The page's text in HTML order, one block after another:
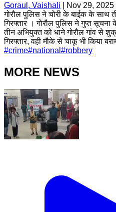
Goraul, Vaishali
Nov 29, 2025
गोरौल पुलिस ने चोरी के बाईक के साथ
गिरफ्तार । गोरौल पुलिस ने गुप्त
तीन अभियुक्त को धाने गोरौल गांव से
गिरफ्तार, वही मौके से चाकू भी किया
#crime#national #robbery
MORE NEWS